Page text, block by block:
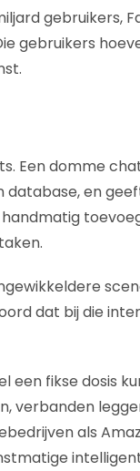
gebruikers,
gebruikers
Een domme
en
dat bij die
een fikse dosis
als